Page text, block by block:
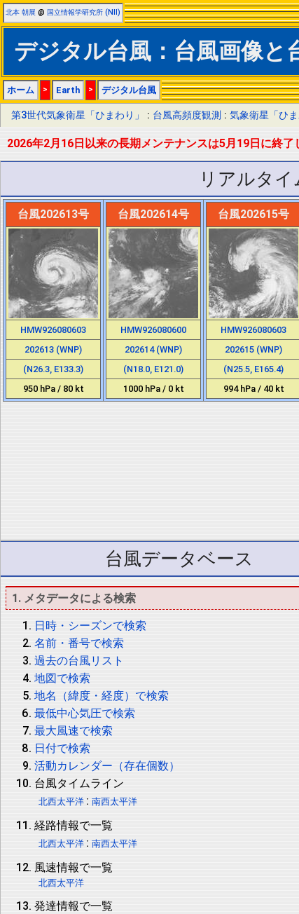
北本 朝展 @ 国立情報学研究所 (NII)
デジタル台風：台風画像と
ホーム > Earth > デジタル台風
第3世代気象衛星「ひまわり」 : 台風高頻度観測 : 気象衛星「ひ
2026年2月16日以来の長期メンテナンスは5月19日に終
リアルタイ
台風202613号
HMW926080603
202613 (WNP)
(N26.3, E133.3)
950 hPa / 80 kt
台風202614号
HMW926080600
202614 (WNP)
(N18.0, E121.0)
1000 hPa / 0 kt
台風202615号
HMW926080603
202615 (WNP)
(N25.5, E165.4)
994 hPa / 40 kt
台風データベース
1. メタデータによる検索
日時・シーズンで検索
名前・番号で検索
過去の台風リスト
地図で検索
地名（緯度・経度）で検索
最低中心気圧で検索
最大風速で検索
日付で検索
活動カレンダー（存在個数）
台風タイムライン
北西太平洋 :南西太平洋
経路情報で一覧
北西太平洋 :南西太平洋
風速情報で一覧
北西太平洋
発達情報で一覧